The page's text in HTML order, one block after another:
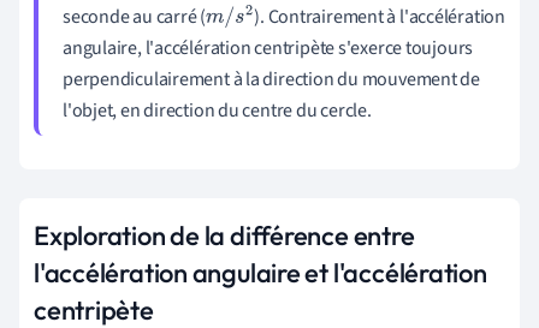
seconde au carré (m/s2 ). Contrairement à l'accélération
angulaire, l'accélération centripète s'exerce toujours
perpendiculairement à la direction du mouvement de
l'objet, en direction du centre du cercle.
Exploration de la différence entre
l'accélération angulaire et l'accélération
centripète